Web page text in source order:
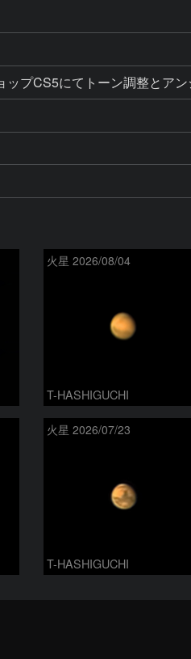
プCS5にてトーン調整とアン
火星 2026/08/04
T-HASHIGUCHI
火星 2026/07/23
T-HASHIGUCHI